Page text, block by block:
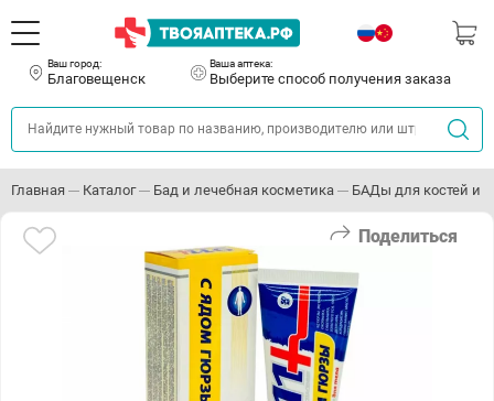
Ваш город:
Благовещенск
Ваша аптека:
Выберите способ получения заказа
Главная Каталог Бад и лечебная косметика БАДы для костей и
Поделиться